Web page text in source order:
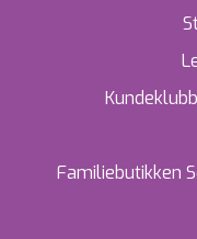
Familiebutikken